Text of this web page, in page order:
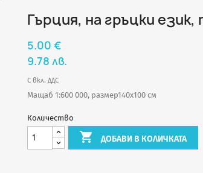
Гърция, на гръцки
5.00 €
9.78 лв.
С вкл. ДДС
Мащаб 1:600 000, размер140х100 см
Количество
 ДОБАВИ В КОЛИЧКАТА